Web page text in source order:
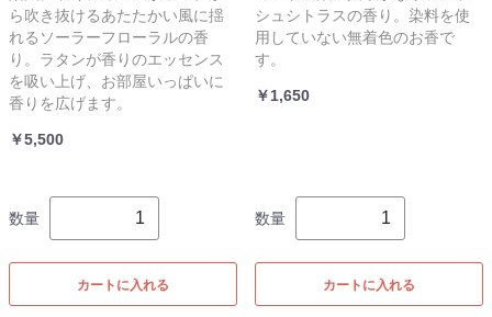
ら吹き抜けるあたたかい風に揺
れるソーラーフローラルの香
り。ラタンが香りのエッセンス
を吸い上げ、お部屋いっぱいに
香りを広げます。
￥5,500
数量
カートに入れる
シュシトラスの香り。染料を使
用していない無着色のお香で
す。
￥1,650
数量
カートに入れる